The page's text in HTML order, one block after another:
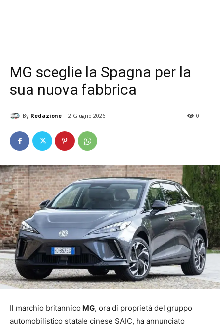
MG sceglie la Spagna per la
sua nuova fabbrica
By Redazione 2 Giugno 2026 0
Il marchio britannico MG, ora di proprietà del gruppo
automobilistico statale cinese SAIC, ha annunciato